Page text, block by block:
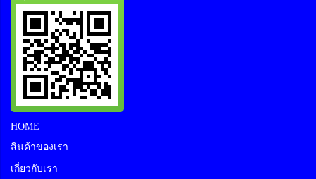
HOME
สินค้าของเรา
เกี่ยวกับเรา